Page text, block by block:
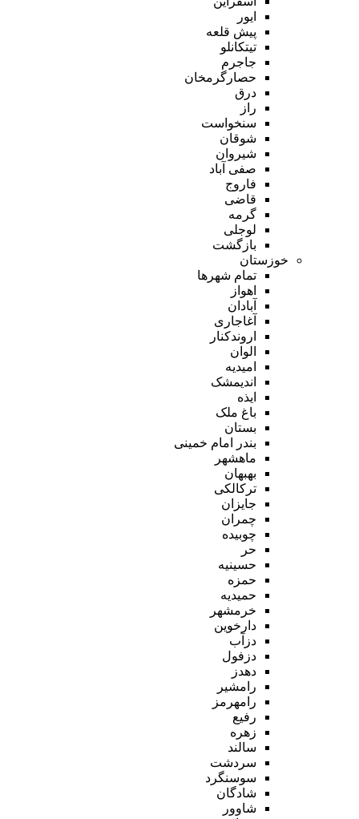
ایور
پیش قلعه
تیتکانلو
جاجرم
حصارگرمخان
درق
راز
سنخواست
شوقان
شیروان
صفی آباد
فاروج
قاضی
گرمه
لوجلی
بازگشت
خوزستان
تمام شهر‌ها
اهواز
آبادان
آغاجاری
اروندکنار
الوان
امیدیه
اندیمشک
ایذه
باغ ملک
بستان
بندر امام خمینی
ماهشهر
بهبهان
ترکالکی
جایزان
چمران
چوبیده
حر
حسینیه
حمزه
حمیدیه
خرمشهر
دارخوین
دزآب
دزفول
دهدز
رامشیر
رامهرمز
رفیع
زهره
سالند
سردشت
سوسنگرد
شادگان
شاوور